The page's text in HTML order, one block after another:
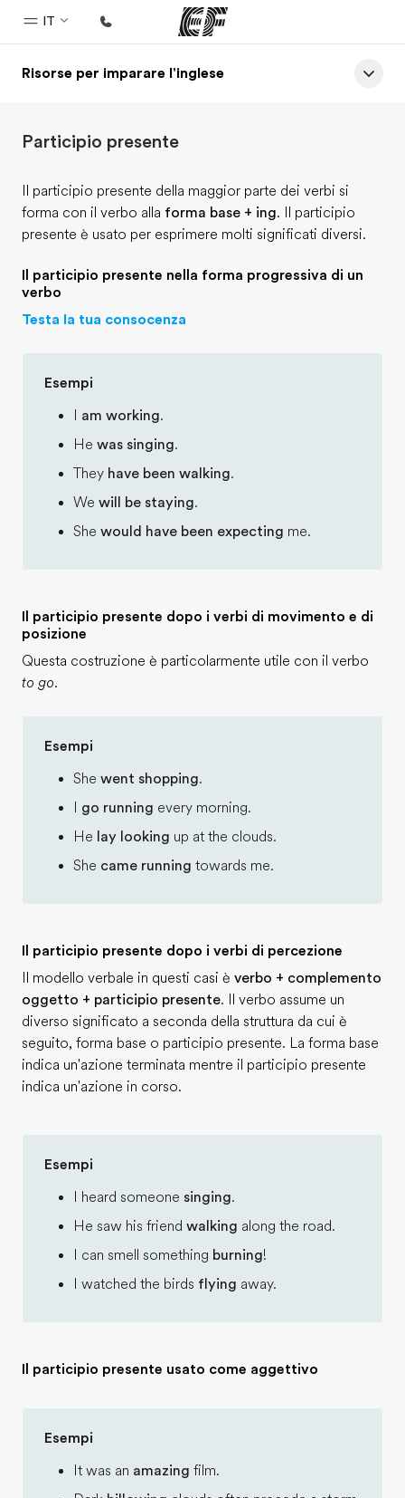
IT
Homepage
Programmi
Uffici
Trova l'ufficio più vicino
Chi siamo
La nostra organizzazione
Lavora con noi
Risorse per imparare l'inglese
Participio presente
Il participio presente della maggior parte dei verbi si
forma con il verbo alla forma base + ing. Il participio
presente è usato per esprimere molti significati diversi.
Il participio presente nella forma progressiva di un
verbo
Testa la tua consocenza
Esempi
am working.
He was singing.
They have been walking.
We will be staying.
She would have been expecting me.
Il participio presente dopo i verbi di movimento e di
posizione
Questa costruzione è particolarmente utile con il verbo
to go.
Esempi
She went shopping.
go running every morning.
He lay looking up at the clouds.
She came running towards me.
Il participio presente dopo i verbi di percezione
Il modello verbale in questi casi è verbo + complemento
oggetto + participio presente. Il verbo assume un
diverso significato a seconda della struttura da cui è
seguito, forma base o participio presente. La forma base
indica un'azione terminata mentre il participio presente
indica un'azione in corso.
Esempi
I heard someone singing.
He saw his friend walking along the road.
I can smell something burning!
I watched the birds flying away.
Il participio presente usato come aggettivo
Esempi
It was an amazing film.